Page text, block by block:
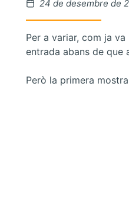
24 de desembre de
Per a variar, com ja va
entrada abans de que
Però la primera